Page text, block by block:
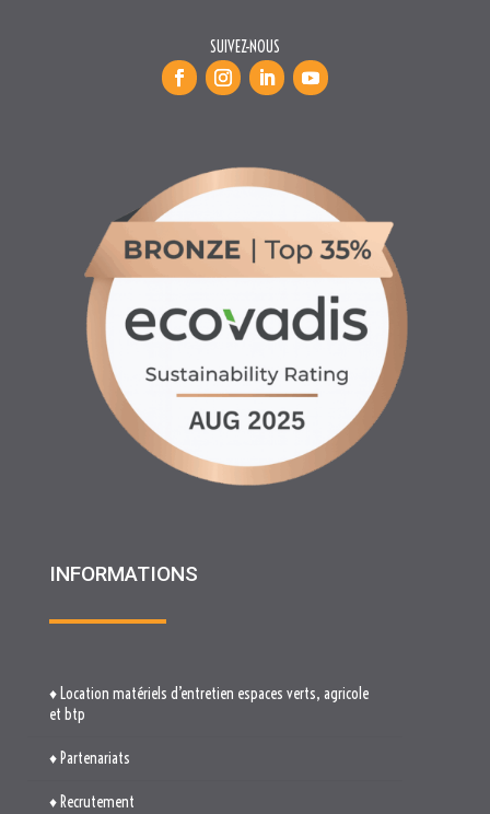
SUIVEZ-NOUS
INFORMATIONS
♦ Location matériels d’entretien espaces verts, agricole
et btp
♦ Partenariats
♦ Recrutement